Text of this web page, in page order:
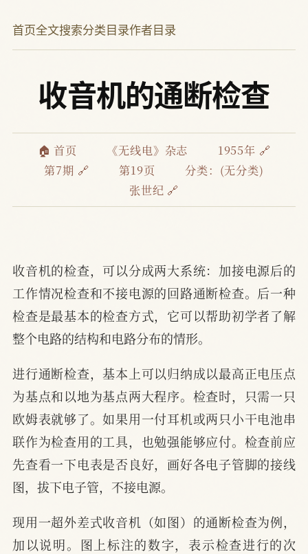
首页全文搜索分类目录作者目录
收音机的通断检查
🏠 首页 《无线电》杂志
1955年 🔗
第7期 🔗
第19页
分类：(无分类)
张世纪 🔗
收音机的检查，可以分成两大系统：加接电源后的
工作情况检查和不接电源的回路通断检查。后一种
检查是最基本的检查方式，它可以帮助初学者了解
整个电路的结构和电路分布的情形。
进行通断检查，基本上可以归纳成以最高正电压点
为基点和以地为基点两大程序。检查时，只需一只
欧姆表就够了。如果用一付耳机或两只小干电池串
联作为检查用的工具，也勉强能够应付。检查前应
先查看一下电表是否良好，画好各电子管脚的接线
图，拔下电子管，不接电源。
现用一超外差式收音机（如图）的通断检查为例，
加以说明。图上标注的数字，表示检查进行的次